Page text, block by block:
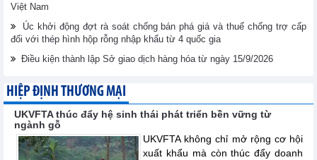
Việt Nam
Úc khởi động đợt rà soát chống bán phá giá và thuế chống trợ cấp
đối với thép hình hộp rỗng nhập khẩu từ 4 quốc gia
Điều kiện thành lập Sở giao dịch hàng hóa từ ngày 15/9/2026
HIỆP ĐỊNH THƯƠNG MẠI
UKVFTA thúc đẩy hệ sinh thái phát triển bền vững từ
ngành gỗ
UKVFTA không chỉ mở rộng cơ hội
xuất khẩu mà còn thúc đẩy doanh